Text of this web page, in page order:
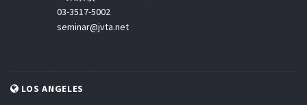
03-3517-5002
seminar@jvta.net
LOS ANGELES